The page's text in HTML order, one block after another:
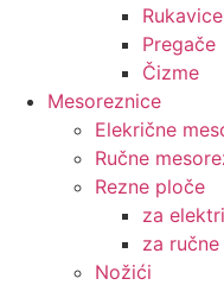
Rukavice
Pregače
Čizme
Mesoreznice
Elekrične
Ručne
Rezne ploče
za
za
Nožići